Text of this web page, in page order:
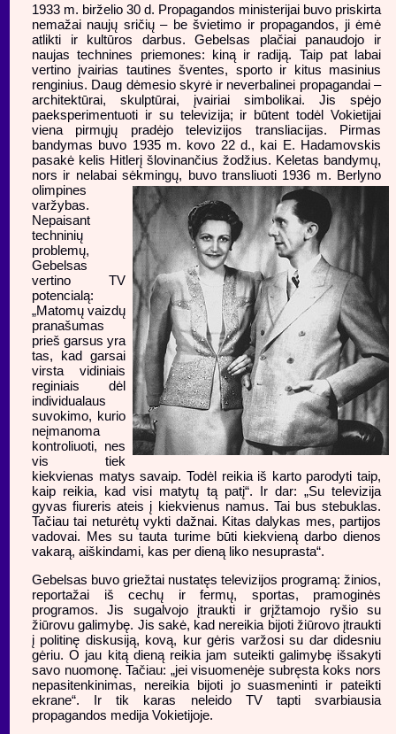
1933 m. birželio 30 d. Propagandos ministerijai buvo priskirta
nemažai naujų sričių – be švietimo ir propagandos, ji ėmė
atlikti ir kultūros darbus. Gebelsas plačiai panaudojo ir
naujas technines priemones: kiną ir radiją. Taip pat labai
vertino įvairias tautines šventes, sporto ir kitus masinius
renginius. Daug dėmesio skyrė ir neverbalinei propagandai –
architektūrai, skulptūrai, įvairiai simbolikai. Jis spėjo
paeksperimentuoti ir su televizija; ir būtent todėl Vokietijai
viena pirmųjų pradėjo televizijos transliacijas. Pirmas
bandymas buvo 1935 m. kovo 22 d., kai E. Hadamovskis
pasakė kelis Hitlerį šlovinančius žodžius. Keletas bandymų,
nors ir nelabai sėkmingų, buvo transliuoti 1936 m. Berlyno
olimpines
varžybas.
Nepaisant
techninių
problemų,
Gebelsas
vertino TV
potencialą:
„Matomų vaizdų
pranašumas
prieš garsus yra
tas, kad garsai
virsta vidiniais
reginiais dėl
individualaus
suvokimo, kurio
neįmanoma
kontroliuoti, nes
vis tiek
kiekvienas matys savaip. Todėl reikia iš karto parodyti taip,
kaip reikia, kad visi matytų tą patį“. Ir dar: „Su televizija
gyvas fiureris ateis į kiekvienus namus. Tai bus stebuklas.
Tačiau tai neturėtų vykti dažnai. Kitas dalykas mes, partijos
vadovai. Mes su tauta turime būti kiekvieną darbo dienos
vakarą, aiškindami, kas per dieną liko nesuprasta“.
Gebelsas buvo griežtai nustatęs televizijos programą: žinios,
reportažai iš cechų ir fermų, sportas, pramoginės
programos. Jis sugalvojo įtraukti ir grįžtamojo ryšio su
žiūrovu galimybę. Jis sakė, kad nereikia bijoti žiūrovo įtraukti
į politinę diskusiją, kovą, kur gėris varžosi su dar didesniu
gėriu. O jau kitą dieną reikia jam suteikti galimybę išsakyti
savo nuomonę. Tačiau: „jei visuomenėje subręsta koks nors
nepasitenkinimas, nereikia bijoti jo suasmeninti ir pateikti
ekrane“. Ir tik karas neleido TV tapti svarbiausia
propagandos medija Vokietijoje.